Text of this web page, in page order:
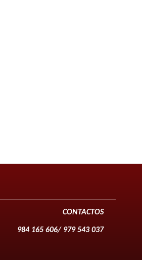
CONTACTOS
984 165 606/ 979 543 037